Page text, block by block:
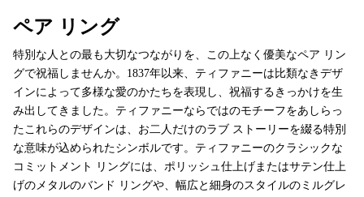
ペア リング
特別な人との最も大切なつながりを、この上なく優美なペア リン
グで祝福しませんか。1837年以来、ティファニーは比類なきデザ
インによって多様な愛のかたちを表現し、祝福するきっかけを生
み出してきました。ティファニーならではのモチーフをあしらっ
たこれらのデザインは、お二人だけのラブ ストーリーを綴る特別
な意味が込められたシンボルです。ティファニーのクラシックな
コミットメント リングには、ポリッシュ仕上げまたはサテン仕上
げのメタルのバンド リングや、幅広と細身のスタイルのミルグレ